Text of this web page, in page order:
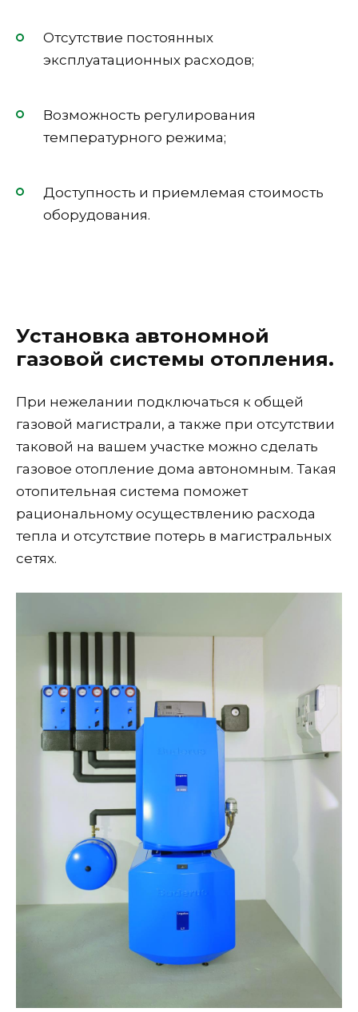
Отсутствие постоянных
эксплуатационных расходов;
Возможность регулирования
температурного режима;
Доступность и приемлемая стоимость
оборудования.
Установка автономной
газовой системы отопления.
При нежелании подключаться к общей
газовой магистрали, а также при отсутствии
таковой на вашем участке можно сделать
газовое отопление дома автономным. Такая
отопительная система поможет
рациональному осуществлению расхода
тепла и отсутствие потерь в магистральных
сетях.